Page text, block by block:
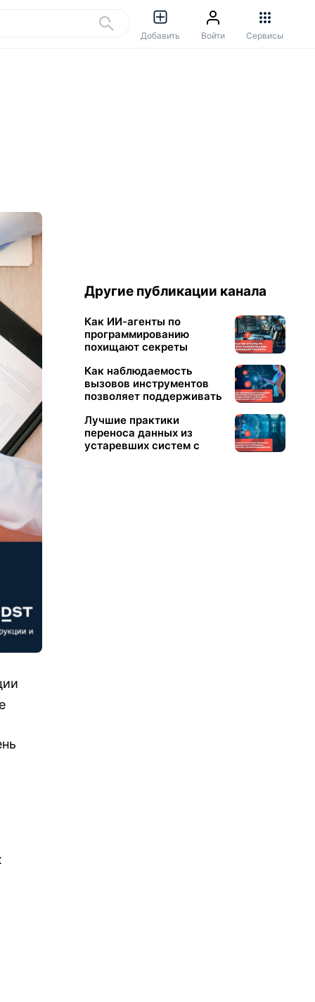
Добавить Войти Сервисы
Другие публикации канала
​Как ИИ-агенты по
программированию
похищают секреты
Как наблюдаемость
вызовов инструментов
позволяет поддерживать
агенты ИИ
Лучшие практики
переноса данных из
устаревших систем с